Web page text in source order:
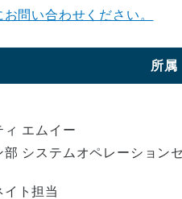
問い合わせください。
所属
ィ エムイー
システムオペレーション
ト担当